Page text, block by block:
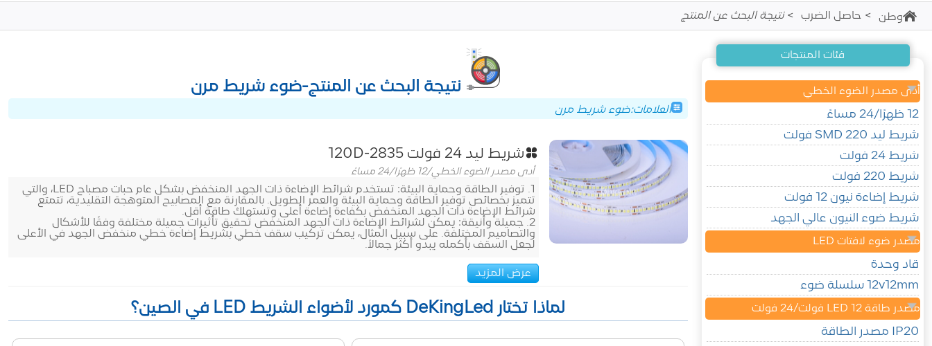
وطن حاصل الضرب نتيجة البحث عن المنتج
فئات المنتجات
أدى مصدر الضوء الخطي
12 ظهرًا/24 مساءً
شريط ليد SMD 220 فولت
شريط 24 فولت
شريط 220 فولت
شريط إضاءة نيون 12 فولت
شريط ضوء النيون عالي الجهد
مصدر ضوء لافتات LED
قاد وحدة
12v12mm سلسلة ضوء
مصدر طاقة LED 12 فولت/24 فولت
IP20 مصدر الطاقة
نتيجة البحث عن المنتج-ضوء شريط مرن
العلامات:ضوء شريط مرن
شريط ليد 24 فولت 2835-120D
أدى مصدر الضوء الخطي/12 ظهرًا/24 مساءً
1. توفير الطاقة وحماية البيئة: تستخدم شرائط الإضاءة ذات الجهد المنخفض بشكل عام حبات مصباح LED، والتي
تتميز بخصائص توفير الطاقة وحماية البيئة والعمر الطويل. بالمقارنة مع المصابيح المتوهجة التقليدية، تتمتع
شرائط الإضاءة ذات الجهد المنخفض بكفاءة إضاءة أعلى وتستهلك طاقة أقل.
2. جميلة وأنيقة: يمكن لشرائط الإضاءة ذات الجهد المنخفض تحقيق تأثيرات جميلة مختلفة وفقًا للأشكال
والتصاميم المختلفة. على سبيل المثال، يمكن تركيب سقف خطي بشريط إضاءة خطي منخفض الجهد في الأعلى
لجعل السقف بأكمله يبدو أكثر جمالاً.
عرض المزيد
لماذا تختار DeKingLed كمورد لأضواء الشريط LED في الصين؟